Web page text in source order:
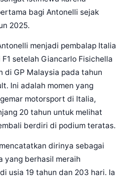
bagi Antonelli sejak
2025.
menjadi pembalap Italia
setelah Giancarlo Fisichella
di GP Malaysia pada tahun
Ini adalah momen yang
motorsport di Italia,
20 tahun untuk melihat
berdiri di podium teratas.
dirinya sebagai
yang berhasil meraih
usia 19 tahun dan 203 hari. Ia